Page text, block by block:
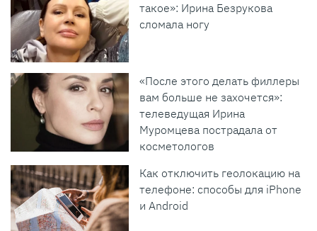
такое»: Ирина Безрукова
сломала ногу
«После этого делать филлеры
вам больше не захочется»:
телеведущая Ирина
Муромцева пострадала от
косметологов
Как отключить геолокацию на
телефоне: способы для iPhone
и Android